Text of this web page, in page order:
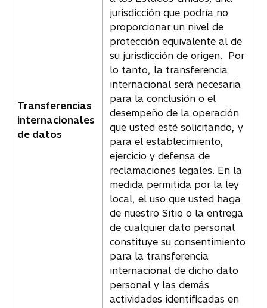
Transferencias
internacionales
de datos
jurisdicción que podría no
proporcionar un nivel de
protección equivalente al de
su jurisdicción de origen. Por
lo tanto, la transferencia
internacional será necesaria
para la conclusión o el
desempeño de la operación
que usted esté solicitando, y
para el establecimiento,
ejercicio y defensa de
reclamaciones legales. En la
medida permitida por la ley
local, el uso que usted haga
de nuestro Sitio o la entrega
de cualquier dato personal
constituye su consentimiento
para la transferencia
internacional de dicho dato
personal y las demás
actividades identificadas en